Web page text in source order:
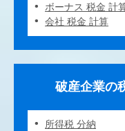
ボーナス 税金 計
会社 税金 計算
破産企業の
所得税 分納